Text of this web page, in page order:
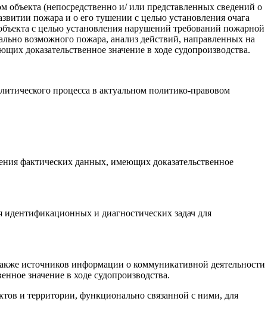
(непосредственно и/ или представленных сведений о
пожара и о его тушении с целью установления очага
с целью установления нарушений требований пожарной
возможного пожара, анализ действий, направленных на
доказательственное значение в ходе судопроизводства.
процесса в актуальном политико-правовом
фактических данных, имею­щих доказательственное
и диагностических задач для
источников информации о коммуникативной деятельности
значение в ходе судопроизводства.
и территории, функционально связанной с ними, для